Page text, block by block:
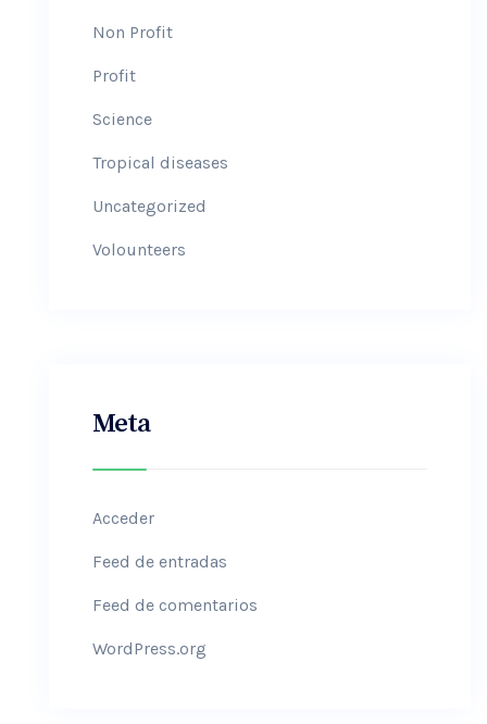
Non Profit
Profit
Science
Tropical diseases
Uncategorized
Volounteers
Meta
Acceder
Feed de entradas
Feed de comentarios
WordPress.org